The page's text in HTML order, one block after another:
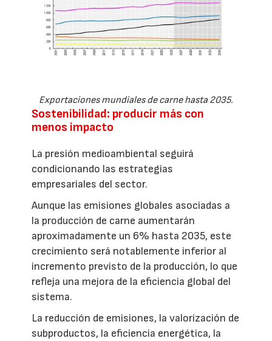
Exportaciones mundiales de carne hasta 2035.
Sostenibilidad: producir más con
menos impacto
La presión medioambiental seguirá
condicionando las estrategias
empresariales del sector.
Aunque las emisiones globales asociadas a
la producción de carne aumentarán
aproximadamente un 6% hasta 2035, este
crecimiento será notablemente inferior al
incremento previsto de la producción, lo que
refleja una mejora de la eficiencia global del
sistema.
La reducción de emisiones, la valorización de
subproductos, la eficiencia energética, la